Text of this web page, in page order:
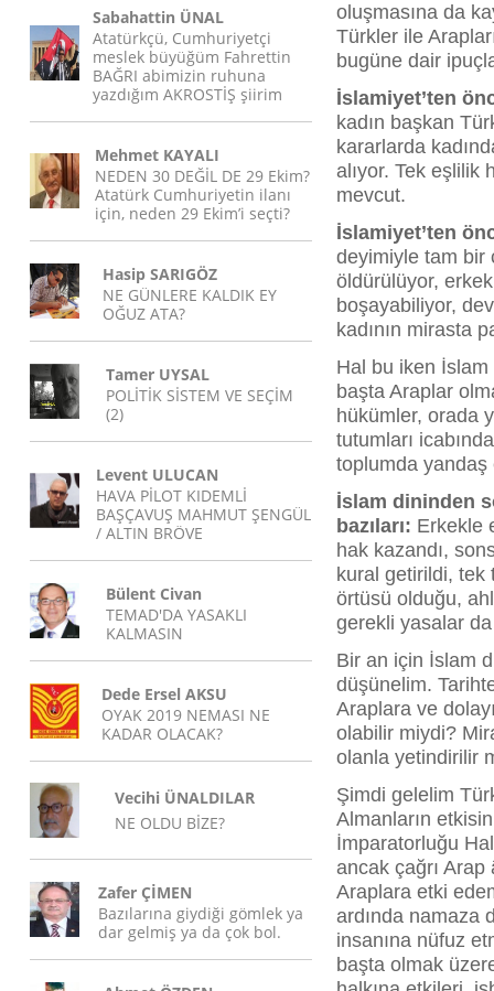
Sabahattin ÜNAL
Atatürkçü, Cumhuriyetçi
meslek büyüğüm Fahrettin
BAĞRI abimizin ruhuna
yazdığım AKROSTİŞ şiirim
Mehmet KAYALI
NEDEN 30 DEĞİL DE 29 Ekim?
Atatürk Cumhuriyetin ilanı
için, neden 29 Ekim’i seçti?
Hasip SARIGÖZ
NE GÜNLERE KALDIK EY
OĞUZ ATA?
Tamer UYSAL
POLİTİK SİSTEM VE SEÇİM
(2)
Levent ULUCAN
HAVA PİLOT KIDEMLİ
BAŞÇAVUŞ MAHMUT ŞENGÜL
/ ALTIN BRÖVE
Bülent Civan
TEMAD'DA YASAKLI
KALMASIN
Dede Ersel AKSU
OYAK 2019 NEMASI NE
KADAR OLACAK?
Vecihi ÜNALDILAR
NE OLDU BİZE?
Zafer ÇİMEN
Bazılarına giydiği gömlek ya
dar gelmiş ya da çok bol.
oluşmasına da
Türkler ile
bugüne dair
İslamiyet’ten
kadın başkan
kararlarda
alıyor. Tek eşlilik
mevcut.
İslamiyet’ten
deyimiyle tam bir
öldürülüyor,
boşayabiliyor,
kadının mirasta
Hal bu iken
başta Araplar
hükümler, orada
tutumları
toplumda yandaş
İslam dininden
bazıları: Erkekle
hak kazandı,
kural getirildi, tek
örtüsü olduğu,
gerekli yasalar
Bir an için İslam
düşünelim.
Araplara ve
olabilir miydi?
olanla yetindirilir
Şimdi gelelim
Almanların
İmparatorluğu
ancak çağrı Arap
Araplara etki
ardında namaza
insanına nüfuz
başta olmak